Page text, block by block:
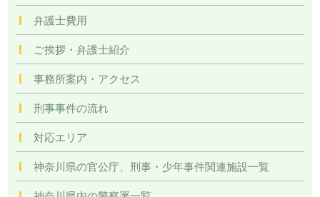
弁護士費用
ご挨拶・弁護士紹介
事務所案内・アクセス
刑事事件の流れ
対応エリア
神奈川県の官公庁、刑事・少年事件関連施設一覧